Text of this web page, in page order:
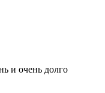
и очень долго